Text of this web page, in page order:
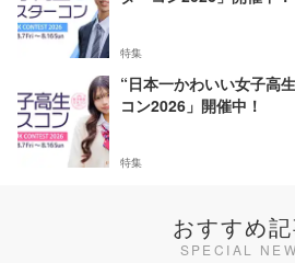
特集
“日本一かわいい女子高
コン2026」開催中！
特集
おすすめ
SPECIAL